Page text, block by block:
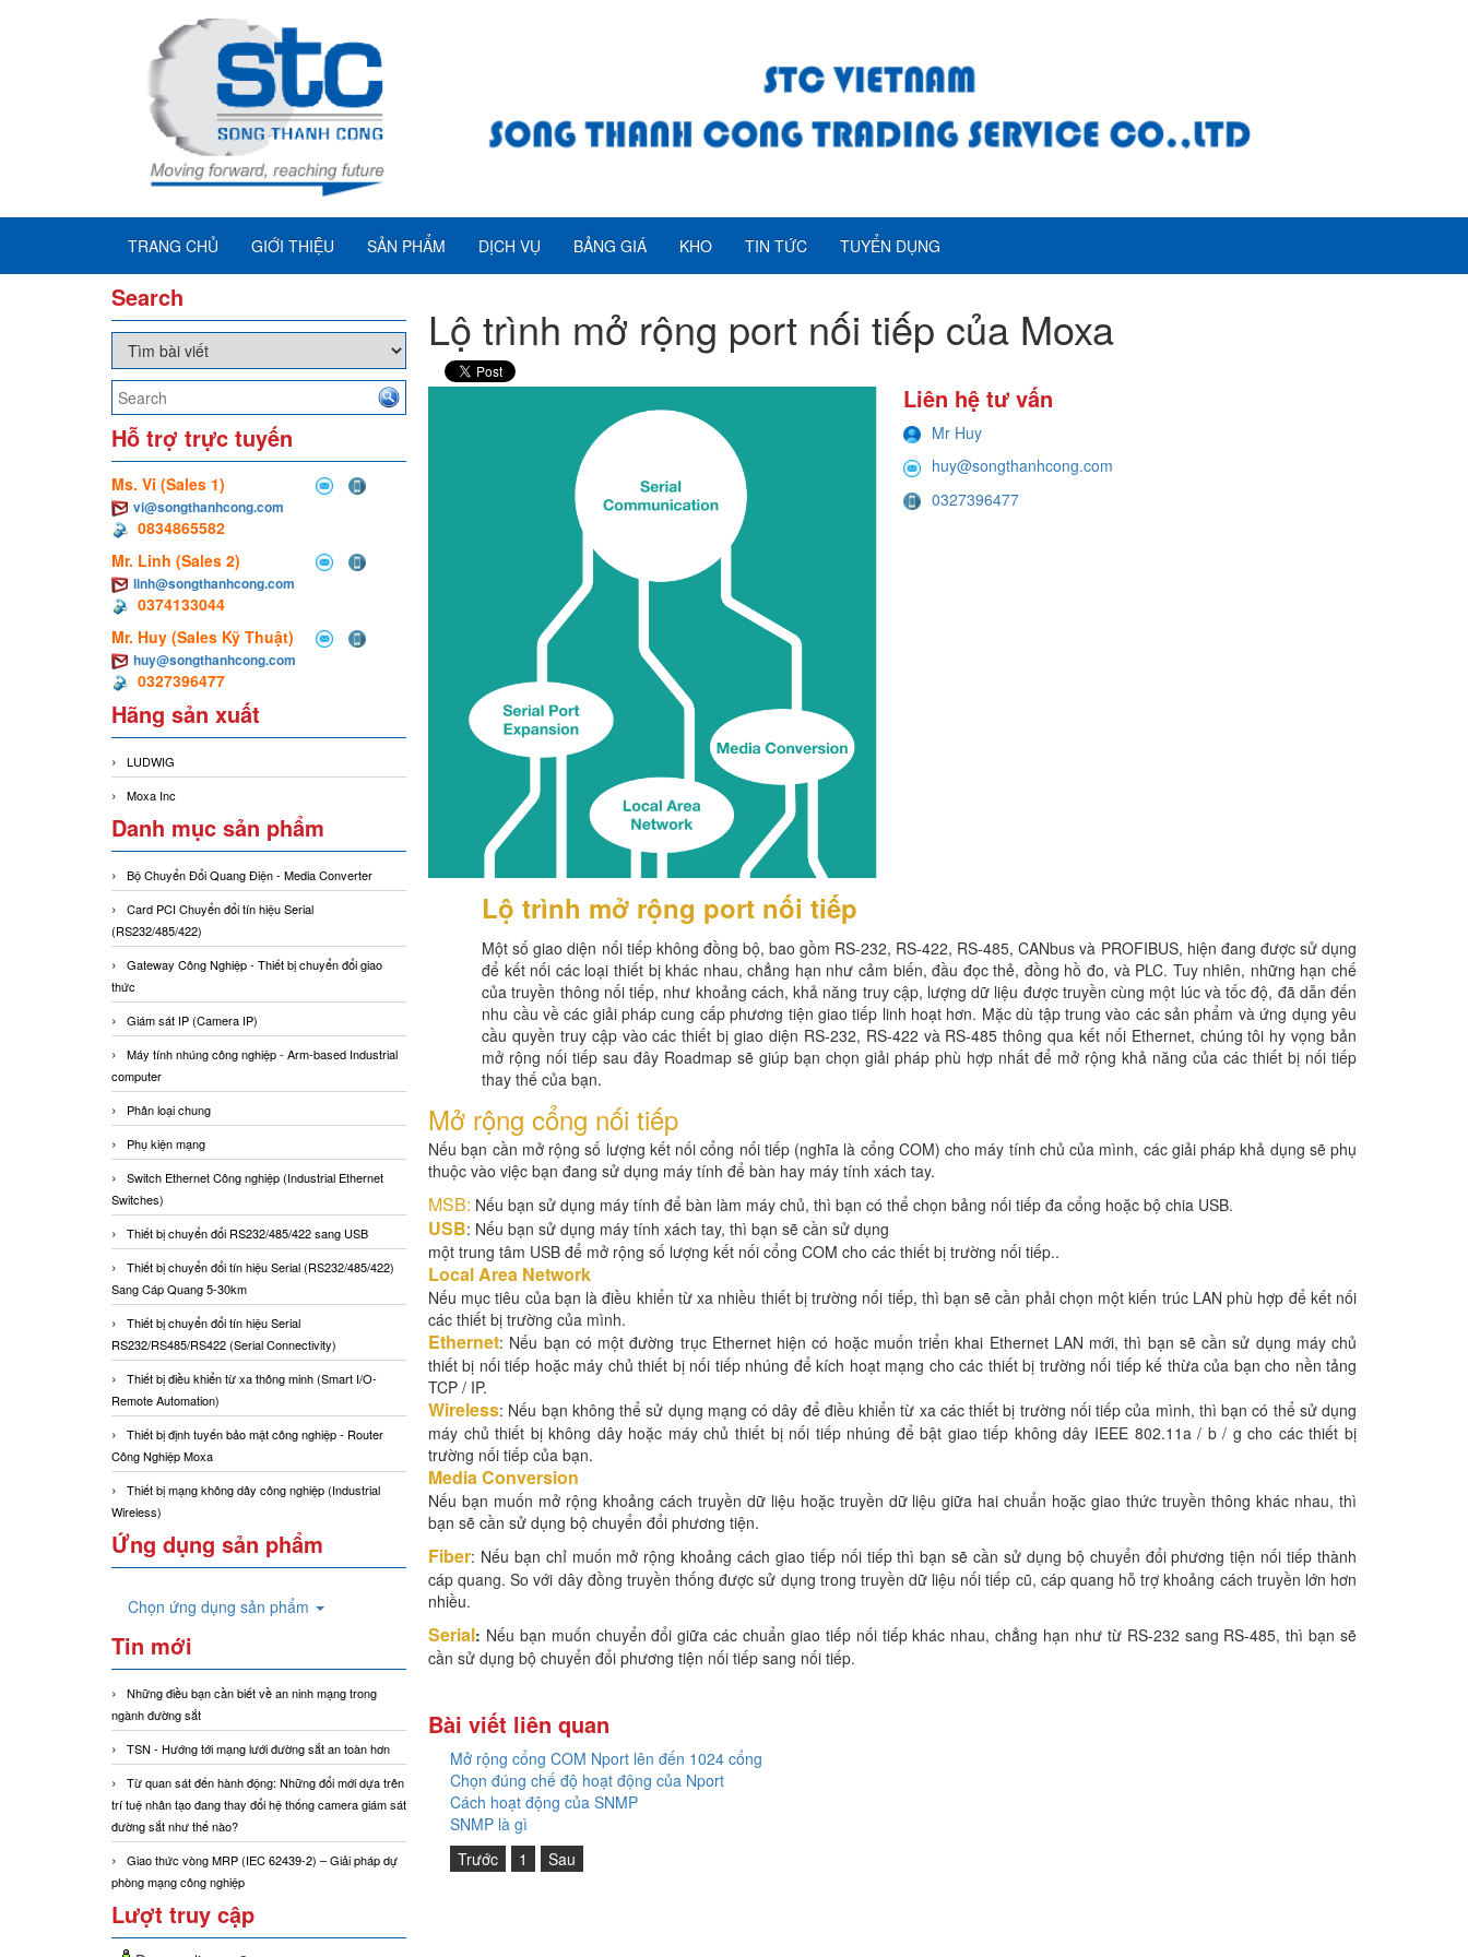
TRANG CHỦ GIỚI THIỆU SẢN PHẨM DỊCH VỤ BẢNG GIÁ KHO TIN TỨC TUYỂN DỤNG
Search
Hỗ trợ trực tuyến
Ms. Vi (Sales 1)
vi@songthanhcong.com
0834865582
Mr. Linh (Sales 2)
linh@songthanhcong.com
0374133044
Mr. Huy (Sales Kỹ Thuật)
huy@songthanhcong.com
0327396477
Hãng sản xuất
LUDWIG
Moxa Inc
Danh mục sản phẩm
Bộ Chuyển Đổi Quang Điện - Media Converter
Card PCI Chuyển đổi tín hiệu Serial
(RS232/485/422)
Gateway Công Nghiệp - Thiết bị chuyển đổi giao
thức
Giám sát IP (Camera IP)
Máy tính nhúng công nghiệp - Arm-based Industrial
computer
Phân loại chung
Phụ kiện mạng
Switch Ethernet Công nghiệp (Industrial Ethernet
Switches)
Thiết bị chuyển đổi RS232/485/422 sang USB
Thiết bị chuyển đổi tín hiệu Serial (RS232/485/422)
Sang Cáp Quang 5-30km
Thiết bị chuyển đổi tín hiệu Serial
RS232/RS485/RS422 (Serial Connectivity)
Thiết bị điều khiển từ xa thông minh (Smart I/O-
Remote Automation)
Thiết bị định tuyến bảo mật công nghiệp - Router
Công Nghiệp Moxa
Thiết bị mạng không dây công nghiệp (Industrial
Wireless)
Ứng dụng sản phẩm
Chọn ứng dụng sản phẩm
Tin mới
Những điều bạn cần biết về an ninh mạng trong
ngành đường sắt
TSN - Hướng tới mạng lưới đường sắt an toàn hơn
Từ quan sát đến hành động: Những đổi mới dựa trên
trí tuệ nhân tạo đang thay đổi hệ thống camera giám sát
đường sắt như thế nào?
Giao thức vòng MRP (IEC 62439-2) – Giải pháp dự
phòng mạng công nghiệp
Lượt truy cập
Lộ trình mở rộng port nối tiếp của Moxa
Liên hệ tư vấn
Mr Huy
huy@songthanhcong.com
0327396477
Lộ trình mở rộng port nối tiếp
Một số giao diện nối tiếp không đồng bộ, bao gồm RS-232, RS-422, RS-485, CANbus và PROFIBUS, hiện đang được sử dụng
để kết nối các loại thiết bị khác nhau, chẳng hạn như cảm biến, đầu đọc thẻ, đồng hồ đo, và PLC. Tuy nhiên, những hạn chế
của truyền thông nối tiếp, như khoảng cách, khả năng truy cập, lượng dữ liệu được truyền cùng một lúc và tốc độ, đã dẫn đến
nhu cầu về các giải pháp cung cấp phương tiện giao tiếp linh hoạt hơn. Mặc dù tập trung vào các sản phẩm và ứng dụng yêu
cầu quyền truy cập vào các thiết bị giao diện RS-232, RS-422 và RS-485 thông qua kết nối Ethernet, chúng tôi hy vọng bản
mở rộng nối tiếp sau đây Roadmap sẽ giúp bạn chọn giải pháp phù hợp nhất để mở rộng khả năng của các thiết bị nối tiếp
thay thế của bạn.
Mở rộng cổng nối tiếp
Nếu bạn cần mở rộng số lượng kết nối cổng nối tiếp (nghĩa là cổng COM) cho máy tính chủ của mình, các giải pháp khả dụng sẽ phụ
thuộc vào việc bạn đang sử dụng máy tính để bàn hay máy tính xách tay.
MSB: Nếu bạn sử dụng máy tính để bàn làm máy chủ, thì bạn có thể chọn bảng nối tiếp đa cổng hoặc bộ chia USB.
USB: Nếu bạn sử dụng máy tính xách tay, thì bạn sẽ cần sử dụng
một trung tâm USB để mở rộng số lượng kết nối cổng COM cho các thiết bị trường nối tiếp..
Local Area Network
Nếu mục tiêu của bạn là điều khiển từ xa nhiều thiết bị trường nối tiếp, thì bạn sẽ cần phải chọn một kiến trúc LAN phù hợp để kết nối
các thiết bị trường của mình.
Ethernet: Nếu bạn có một đường trục Ethernet hiện có hoặc muốn triển khai Ethernet LAN mới, thì bạn sẽ cần sử dụng máy chủ
thiết bị nối tiếp hoặc máy chủ thiết bị nối tiếp nhúng để kích hoạt mạng cho các thiết bị trường nối tiếp kế thừa của bạn cho nền tảng
TCP / IP.
Wireless: Nếu bạn không thể sử dụng mạng có dây để điều khiển từ xa các thiết bị trường nối tiếp của mình, thì bạn có thể sử dụng
máy chủ thiết bị không dây hoặc máy chủ thiết bị nối tiếp nhúng để bật giao tiếp không dây IEEE 802.11a / b / g cho các thiết bị
trường nối tiếp của bạn.
Media Conversion
Nếu bạn muốn mở rộng khoảng cách truyền dữ liệu hoặc truyền dữ liệu giữa hai chuẩn hoặc giao thức truyền thông khác nhau, thì
bạn sẽ cần sử dụng bộ chuyển đổi phương tiện.
Fiber: Nếu bạn chỉ muốn mở rộng khoảng cách giao tiếp nối tiếp thì bạn sẽ cần sử dụng bộ chuyển đổi phương tiện nối tiếp thành
cáp quang. So với dây đồng truyền thống được sử dụng trong truyền dữ liệu nối tiếp cũ, cáp quang hỗ trợ khoảng cách truyền lớn hơn
nhiều.
Serial: Nếu bạn muốn chuyển đổi giữa các chuẩn giao tiếp nối tiếp khác nhau, chẳng hạn như từ RS-232 sang RS-485, thì bạn sẽ
cần sử dụng bộ chuyển đổi phương tiện nối tiếp sang nối tiếp.
Bài viết liên quan
Mở rộng cổng COM Nport lên đến 1024 cổng
Chọn đúng chế độ hoạt động của Nport
Cách hoạt động của SNMP
SNMP là gì
Trước
1 Sau